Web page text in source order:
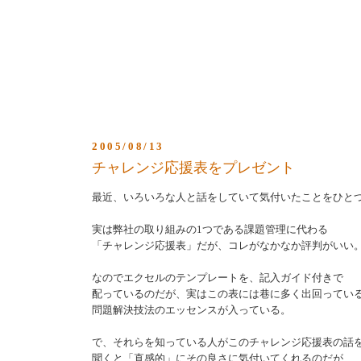
2005/08/13
チャレンジ応援表をプレゼント
最近、いろいろな人と話をしていて気付いたことをひとつ
実は弊社の取り組みの1つである課題管理に代わる
「チャレンジ応援表」だが、コレがなかなか評判がいい。
なのでエクセルのテンプレートを、記入ガイド付きで
配っているのだが、実はこの表には巷に多く出回ってい
問題解決技法のエッセンスが入っている。
で、それらを知っている人がこのチャレンジ応援表の話
聞くと「直感的」にその良さに気付いてくれるのだが、